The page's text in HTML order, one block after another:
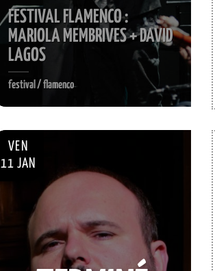
FESTIVAL FLAMENCO :
MARIOLA MEMBRIVES + DAVID
LAGOS
festival / flamenco
VEN
11 JAN